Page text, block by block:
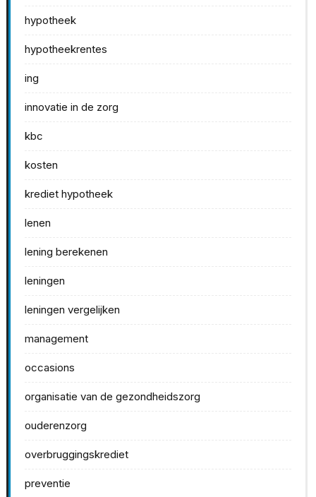
hypotheek
hypotheekrentes
ing
innovatie in de zorg
kbc
kosten
krediet hypotheek
lenen
lening berekenen
leningen
leningen vergelijken
management
occasions
organisatie van de gezondheidszorg
ouderenzorg
overbruggingskrediet
preventie